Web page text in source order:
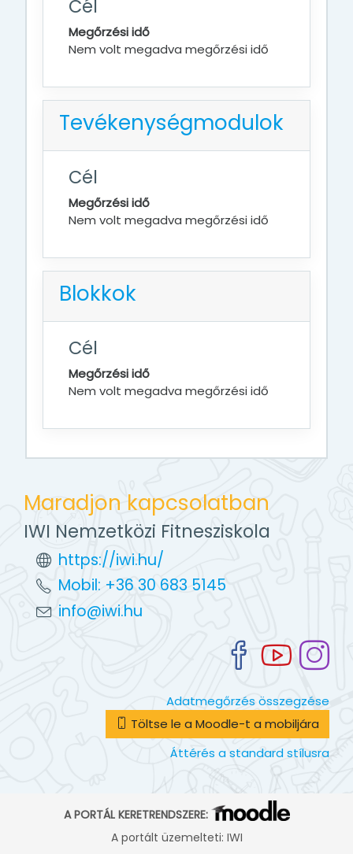
Cél
Megőrzési idő
Nem volt megadva megőrzési idő
Tevékenységmodulok
Cél
Megőrzési idő
Nem volt megadva megőrzési idő
Blokkok
Cél
Megőrzési idő
Nem volt megadva megőrzési idő
Maradjon kapcsolatban
IWI Nemzetközi Fitnesziskola
https://iwi.hu/
Mobil: +36 30 683 5145
info@iwi.hu
Adatmegőrzés összegzése
Töltse le a Moodle-t a mobiljára
Áttérés a standard stílusra
A PORTÁL KERETRENDSZERE:
A portált üzemelteti: IWI